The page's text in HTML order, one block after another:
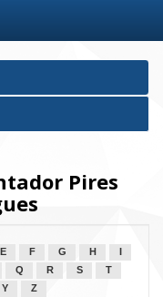
Pires
E F G H
Q R S
T
Y Z